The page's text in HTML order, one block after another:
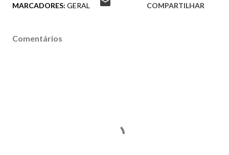
MARCADORES: GERAL COMPARTILHAR
Comentários